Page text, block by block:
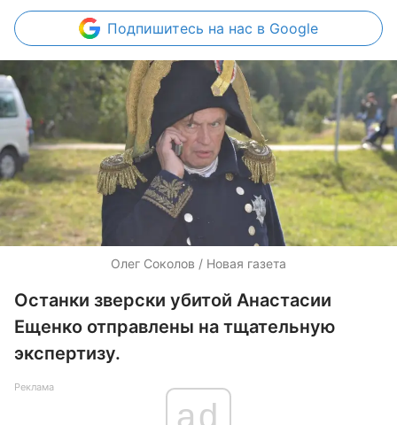
Подпишитесь на нас в Google
Олег Соколов / Новая газета
Останки зверски убитой Анастасии
Ещенко отправлены на тщательную
экспертизу.
Реклама
ad